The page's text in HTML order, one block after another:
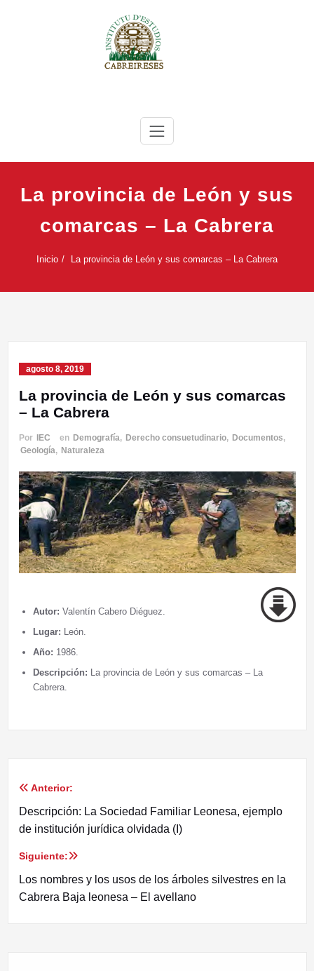
Instituto de Estudios Cabreireses
La provincia de León y sus
comarcas – La Cabrera
Inicio La provincia de León y sus comarcas – La Cabrera
agosto 8, 2019
La provincia de León y sus comarcas
– La Cabrera
Por IEC en Demografía, Derecho consuetudinario, Documentos,
Geología, Naturaleza
Autor: Valentín Cabero Diéguez.
Lugar: León.
Año: 1986.
Descripción: La provincia de León y sus comarcas – La
Cabrera.
Navegación
de
entradas
Anterior:
Descripción: La Sociedad Familiar Leonesa, ejemplo
de institución jurídica olvidada (I)
Siguiente:
Los nombres y los usos de los árboles silvestres en la
Cabrera Baja leonesa – El avellano